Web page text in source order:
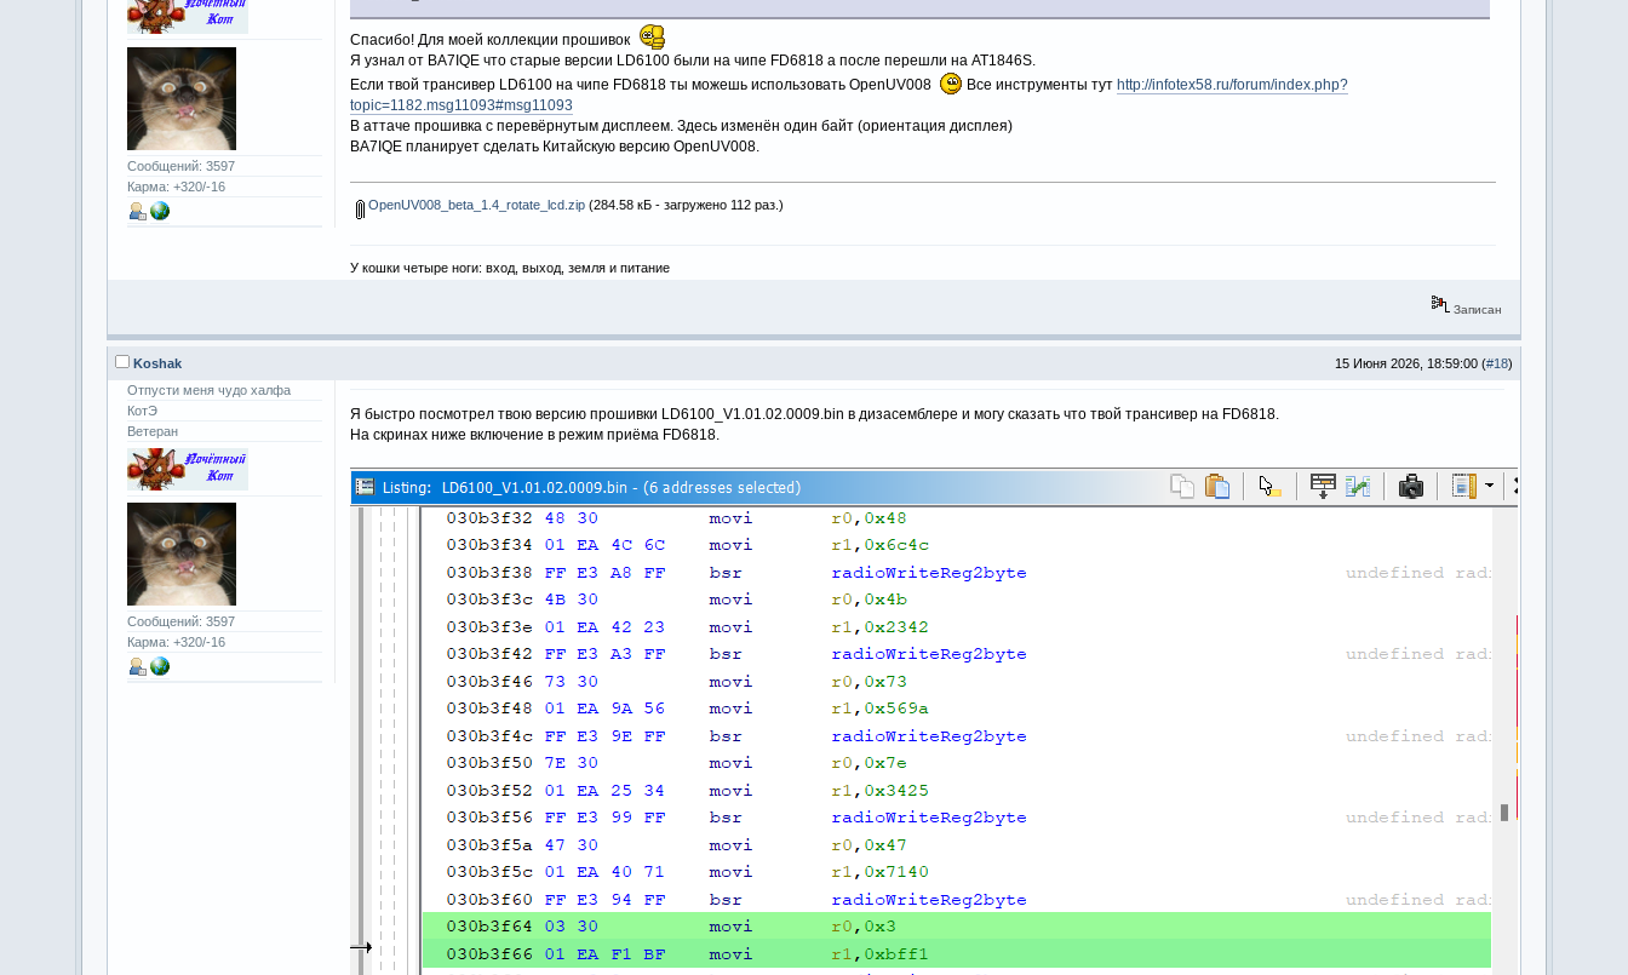
Сообщений: 3597
Карма: +320/-16
Спасибо! Для моей коллекции прошивок
Я узнал от BA7IQE что старые версии LD6100 были на чипе FD6818 а после перешли на AT1846S.
Если твой трансивер LD6100 на чипе FD6818 ты можешь использовать OpenUV008
Все инструменты тут http://infotex58.ru/forum/index.php?
topic=1182.msg11093#msg11093
В аттаче прошивка с перевёрнутым дисплеем. Здесь изменён один байт (ориентация дисплея)
BA7IQE планирует сделать Китайскую версию OpenUV008.
OpenUV008_beta_1.4_rotate_lcd.zip (284.58 кБ - загружено 112 раз.)
У кошки четыре ноги: вход, выход, земля и питание
Записан
Koshak 15 Июня 2026, 18:59:00 (#18)
Отпусти меня чудо халфа
КотЭ
Ветеран
Сообщений: 3597
Карма: +320/-16
Я быстро посмотрел твою версию прошивки LD6100_V1.01.02.0009.bin в дизасемблере и могу сказать что твой трансивер на FD6818.
На скринах ниже включение в режим приёма FD6818.